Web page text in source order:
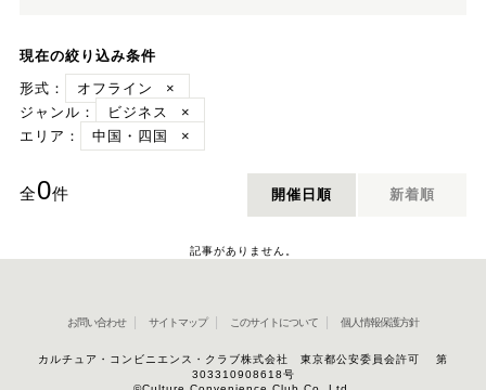
現在の絞り込み条件
形式：
オフライン
×
ジャンル：
ビジネス
×
エリア：
中国・四国 ×
全0件 開催日順 新着順
記事がありません。
お問い合わせ サイトマップ このサイトについて 個人情報保護方針
カルチュア・コンビニエンス・クラブ株式会社 東京都公安委員会許可 第
303310908618号